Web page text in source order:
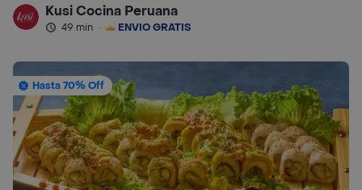
Kusi Cocina Peruana
49 min · ENVÍO GRATIS
Hasta 70% Off